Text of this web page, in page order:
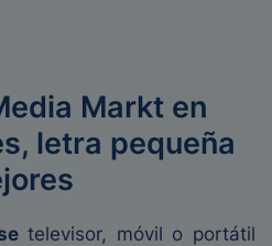
Markt en
letra pequeña
televisor, móvil o portátil